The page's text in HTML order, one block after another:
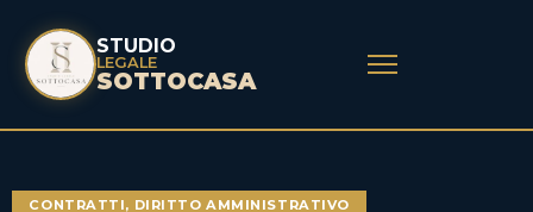
STUDIO
LEGALE
SOTTOCASA
CONTRATTI, DIRITTO AMMINISTRATIVO